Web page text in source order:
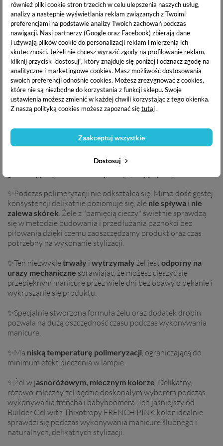
również pliki cookie stron trzecich w celu ulepszenia naszych usług,
analizy a nastepnie wyświetlania reklam związanych z Twoimi
preferencjami na podstawie analizy Twoich zachowań podczas
nawigacji. Nasi partnerzy (Google oraz Facebook) zbierają dane
i używają plików cookie do personalizacji reklam i mierzenia ich
skuteczności. Jeżeli nie chcesz wyrazić zgody na profilowanie reklam,
kliknij przycisk "dostosuj", który znajduje się poniżej i odznacz zgodę na
analityczne i marketingowe cookies. Masz możliwość dostosowania
swoich preferencji odnośnie cookies. Możesz zrezygnować z cookies,
które nie są niezbędne do korzystania z funkcji sklepu. Swoje
ustawienia możesz zmienić w każdej chwili korzystając z tego okienka.
Z naszą polityką cookies możesz zapoznać siętutaj.
Dostosuj
Zaakceptuj wszystkie
Uwaga!Aby uzyskać jak najlepszą przyczepność żelu oraz ze
względu na zawartość drobiny przed nałożeniem zalecamy
wykonać wcierkę z przeźroczystej bazy. Rekomendujemy
użycie Excellent PRO One Coat Multifunction Grafen Base.
✨Posiadawłaściwości tiksotropoweco sprawia, że żel ten
charakteryzuje się zmienną konsystencją oraz zapewnia
pełną kontrolęnad aplikowanym produktem. W pojemniku
sprawia wrażenie gęstego, lecz po nałożeniu na płytkę
rzadszy. Ta specjalna formuła została opracowana w oparciu
o doświadczenie stylistek, abyprzyspieszyć i ułatwić
właściwościami samopoziomującymi
✨Podczas polimeryzacji nie odkształca się. Mimo dość gęstej
konsystencji delikatnie poziomuje się, ale nie spływa i nie
zalewa skórek. Żele z "pamięcią cieczy" świetnie sprawdzą
się w metodzie budowania i przedłużania paznokci bez
piłowania dzięki czemu zaoszczędzamy produkt oraz czas
potrzebny na wykonanie stylizacji.
✨Ten niezwykletrwały i wytrzymały żel jest odporny na
urazy mechaniczne sprawiając, że możesz cieszyć się
przepięknym manicure przez wiele dni bez obawy o pękanie i
wykruszanie się produktu.
✨Specjalnie stworzona formuła żelu oraz dodatek drobin
pozwala na dużą oszczędność czasu podczas wykonywania
manicure.
✨Ma niską temperaturę polimeryzacji, ograniczającą do
minimum efekt pieczenia w lampie.
✨Żel w jasnoróżowym, mlecznym kolorze. Delikatny,
różowo-mleczny żel będzie doskonałym wyborem podczas
wykonywania frencha i babyboomera. Ten jaśniejszy od
Builder Gel with Thixotropy FRENCH PINK kolor idealnie
sprawdzi się podczas wykonywania manicure ślubnego i
naturalnych, delikatnych stylizacji.